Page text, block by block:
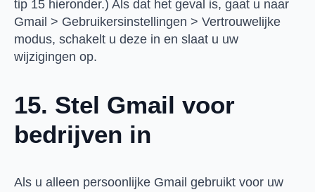
tip 15 hieronder.) Als dat het geval is, gaat u naar
Gmail > Gebruikersinstellingen > Vertrouwelijke
modus, schakelt u deze in en slaat u uw
wijzigingen op.
15. Stel Gmail voor
bedrijven in
Als u alleen persoonlijke Gmail gebruikt voor uw